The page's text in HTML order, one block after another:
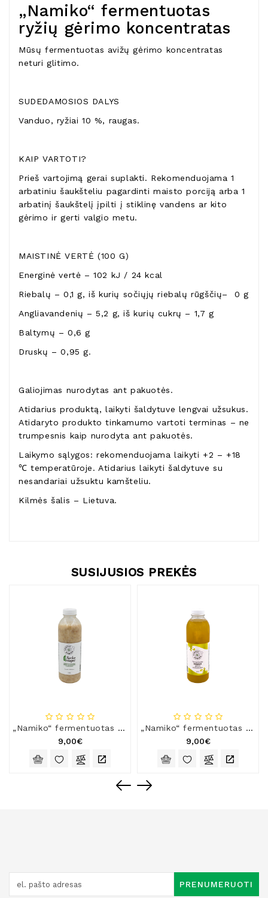
„Namiko“ fermentuotas
ryžių gėrimo koncentratas
Mūsų fermentuotas avižų gėrimo koncentratas
neturi glitimo.
SUDEDAMOSIOS DALYS
Vanduo, ryžiai 10 %, raugas.
KAIP VARTOTI?
Prieš vartojimą gerai suplakti. Rekomenduojama 1
arbatiniu šaukšteliu pagardinti maisto porciją arba 1
arbatinį šaukštelį įpilti į stiklinę vandens ar kito
gėrimo ir gerti valgio metu.
MAISTINĖ VERTĖ (100 G)
Energinė vertė – 102 kJ / 24 kcal
Riebalų – 0,1 g, iš kurių sočiųjų riebalų rūgščių– 0 g
Angliavandenių – 5,2 g, iš kurių cukrų – 1,7 g
Baltymų – 0,6 g
Druskų – 0,95 g.
Galiojimas nurodytas ant pakuotės.
Atidarius produktą, laikyti šaldytuve lengvai užsukus.
Atidaryto produkto tinkamumo vartoti terminas – ne
trumpesnis kaip nurodyta ant pakuotės.
Laikymo sąlygos: rekomenduojama laikyti +2 – +18
℃ temperatūroje. Atidarius laikyti šaldytuve su
nesandariai užsuktu kamšteliu.
Kilmės šalis – Lietuva.
SUSIJUSIOS PREKĖS
„Namiko“ fermentuotas avižų gėrimo koncentratas su sėlenomis
9,00€
„Namiko“ fermentuotas medaus gėrimo koncentratas
9,00€
PRENUMERUOTI